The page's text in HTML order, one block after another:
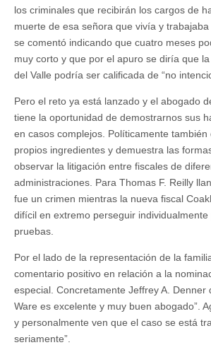
los criminales que recibirán los cargos de
muerte de esa señora que vivía y trabajaba
se comentó indicando que cuatro meses
muy corto y que por el apuro se diría que
del Valle podría ser calificada de “no
Pero el reto ya está lanzado y el abogado
tiene la oportunidad de demostrarnos sus
en casos complejos. Políticamente
propios ingredientes y demuestra las
observar la litigación entre fiscales de
administraciones. Para Thomas F. Reilly
fue un crimen mientras la nueva fiscal
difícil en extremo perseguir
pruebas.
Por el lado de la representación de la
comentario positivo en relación a la
especial. Concretamente Jeffrey A. Denner
Ware es excelente y muy buen abogado”.
y personalmente ven que el caso se está
seriamente”.